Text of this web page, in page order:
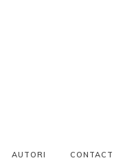
AUTORI CONTACT